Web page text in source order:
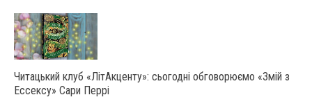
Читацький клуб «ЛітАкценту»: сьогодні обговорюємо «Змій з
Ессексу» Сари Перрі